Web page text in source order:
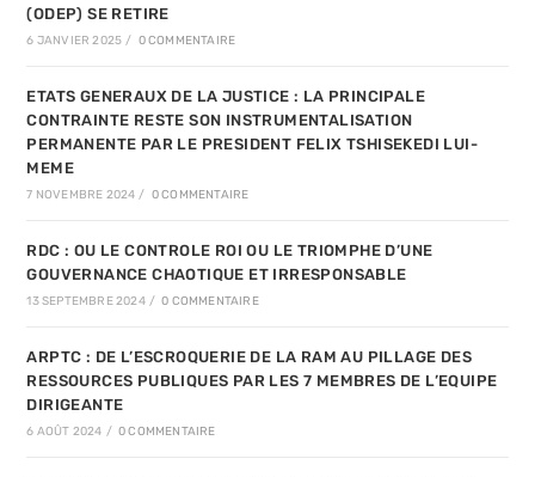
(ODEP) SE RETIRE
6 JANVIER 2025 / 0 COMMENTAIRE
ETATS GENERAUX DE LA JUSTICE : LA PRINCIPALE
CONTRAINTE RESTE SON INSTRUMENTALISATION
PERMANENTE PAR LE PRESIDENT FELIX TSHISEKEDI LUI-
MEME
7 NOVEMBRE 2024 / 0 COMMENTAIRE
RDC : OU LE CONTROLE ROI OU LE TRIOMPHE D’UNE
GOUVERNANCE CHAOTIQUE ET IRRESPONSABLE
13 SEPTEMBRE 2024 / 0 COMMENTAIRE
ARPTC : DE L’ESCROQUERIE DE LA RAM AU PILLAGE DES
RESSOURCES PUBLIQUES PAR LES 7 MEMBRES DE L’EQUIPE
DIRIGEANTE
6 AOÛT 2024 / 0 COMMENTAIRE